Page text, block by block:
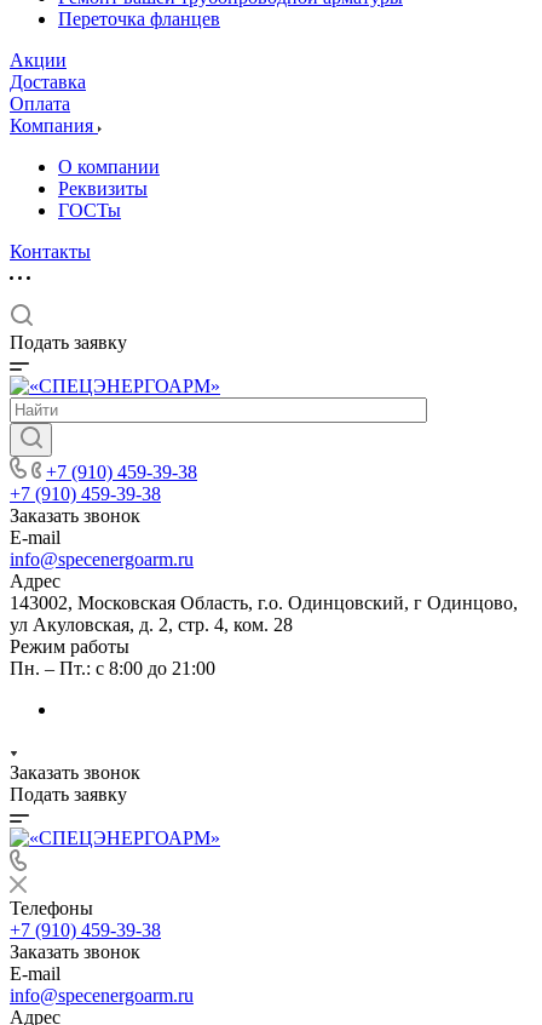
Переточка фланцев
Акции
Доставка
Оплата
Компания
О компании
Реквизиты
ГОСТы
Контакты
Подать заявку
+7 (910) 459-39-38
+7 (910) 459-39-38
Заказать звонок
E-mail
info@specenergoarm.ru
Адрес
143002, Московская Область, г.о. Одинцовский, г Одинцово,
ул Акуловская, д. 2, стр. 4, ком. 28
Режим работы
Пн. – Пт.: с 8:00 до 21:00
Заказать звонок
Подать заявку
Телефоны
+7 (910) 459-39-38
Заказать звонок
E-mail
info@specenergoarm.ru
Адрес